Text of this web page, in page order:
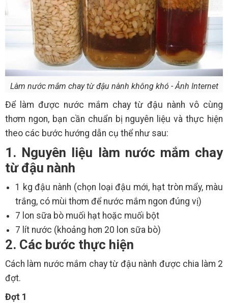
Làm nước mắm chay từ đậu nành không khó - Ảnh Internet
Để làm được nước mắm chay từ đậu nành vô cùng
thơm ngon, bạn cần chuẩn bị nguyên liệu và thực hiện
theo các bước hướng dẫn cụ thể như sau:
1. Nguyên liệu làm nước mắm chay
từ đậu nành
1 kg đậu nành (chọn loại đậu mới, hạt tròn mẩy, màu
trắng, có mùi thơm để nước mắm ngon đúng vị)
7 lon sữa bò muối hạt hoặc muối bột
7 lít nước (khoảng hơn 20 lon sữa bò)
2. Các bước thực hiện
Cách làm nước mắm chay từ đậu nành được chia làm 2
đợt.
Đợt 1